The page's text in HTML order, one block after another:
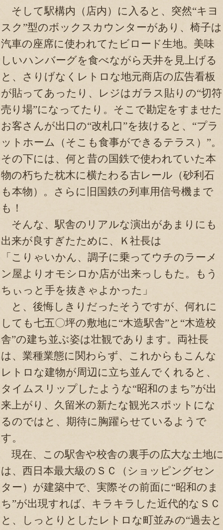
そして駅構内（店内）に入ると、突然“キヨ
スク”型のボックスカウンターがあり、椅子は
汽車の座席に使われてたビロード生地。美味
しいハンバーグを食べながら天井を見上げる
と、さりげなくレトロな地元商店の広告看板
が貼ってあったり、レジはガラス貼りの“切符
売り場”になってたり。そこで勘定をすませた
お客さんが出口の“改札口”を抜けると、“プラ
ットホーム（そこも食事ができるテラス）”。
その下には、何と昔の国鉄で使われていた本
物の朽ちた枕木に横たわる古レール（砂利石
も本物）。さらに旧国鉄の列車用信号機まで
も！
そんな、駅舎のリアルな演出があまりにも
出来が良すぎたために、Ｋ社長は
「こりゃいかん、調子に乗ってウチのラーメ
ン屋よりオモシロか店が出来っしもた。もう
ちぃっと手を抜きゃよかった」
と、後悔しきりだったそうですが、何れに
しても七五〇坪の敷地に“木造駅舎”と“木造校
舎”の建ち並ぶ姿は壮観であります。両社長
は、業種業態に関わらず、これからもこんな
レトロな建物が周辺に立ち並んでくれると、
タイムスリップしたような“昭和のまち”が出
来上がり、久留米の新たな観光スポットにな
るのではと、期待に胸躍らせているようで
す。
現在、この駅舎や校舎の裏手の広大な土地
は、西日本最大級のＳＣ（ショッピングセン
ター）が建築中で、実際その前面に“昭和のま
ち”が出現すれば、キラキラした近代的なＳＣ
と、しっとりとしたレトロな町並みの“過去と